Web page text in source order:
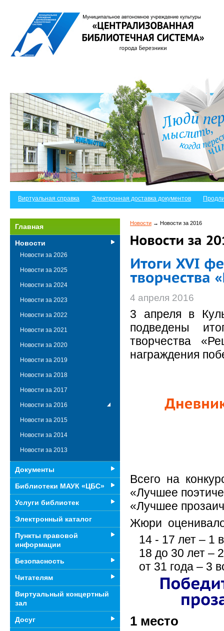
Виртуальная справка Электронная доставка документов
Новости → Новости за 2016
4 апреля 2016
3 апреля в
подведены
творчества
награждения
Всего на
«Лучшее
«Лучшее
Жюри оценивало
14 - 17 лет – 1
18 до 30 лет –
от 31 года – 3
1 место
Главная
Новости
Новости за 2026
Новости за 2025
Новости за 2024
Новости за 2023
Новости за 2022
Новости за 2021
Новости за 2020
Новости за 2019
Новости за 2018
Новости за 2017
Новости за 2016
Новости за 2015
Новости за 2014
Новости за 2013
Документы
Библиотеки МАУК «ЦБС»
Услуги библиотек
Электронный каталог
Пункты правовой
информации
Безопасность
Читателям
Виртуальный концертный
зал
Досуг